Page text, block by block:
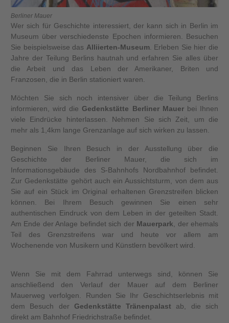
Berliner Mauer
Wer sich für Geschichte interessiert, der kann sich in Berlin im
Museum über verschiedenste Epochen informieren. Besuchen
Sie beispielsweise das Alliierten-Museum. Erleben Sie hier die
Jahre der Teilung Berlins hautnah und erfahren Sie alles über
die Arbeit und das Leben der Amerikaner, Briten und
Franzosen, die in Berlin stationiert waren.
Möchten Sie sich noch intensiver über die Teilung Berlins
informieren, wird die Gedenkstätte Berliner Mauerbei Ihnen
viele Eindrücke hinterlassen. Nehmen Sie sich Zeit, um die
mehr als 1,4km lange Grenzanlage auf sich wirken zu lassen.
Beginnen Sie Ihren Besuch in der Ausstellung über die
Geschichte der Berliner Mauer, die sich im
Informationsgebäude des S-Bahnhofs Nordbahnhof befindet.
Zur Gedenkstätte gehört auch ein Aussichtsturm, von dem aus
Sie auf ein Stück im Original erhaltenen Grenzstreifen blicken
können. Bei Ihrem Besuch gewinnen Sie einen sehr
authentischen Eindruck von dem Leben in der geteilten Stadt.
Am Ende der Anlage befindet sich der Mauerpark, der ehemals
Teil des Grenzstreifens war und heute vor allem am
Wochenende von Musikern und Künstlern bevölkert wird.
Wenn Sie mit dem Fahrrad unterwegs sind, können Sie
anschließend den Verlauf der Mauer auf dem Berliner
Mauerweg verfolgen. Runden Sie Ihr Geschichtserlebnis mit
dem Besuch der Gedenkstätte Tränenpalast ab, die sich
direkt am Bahnhof Friedrichstraße befindet.